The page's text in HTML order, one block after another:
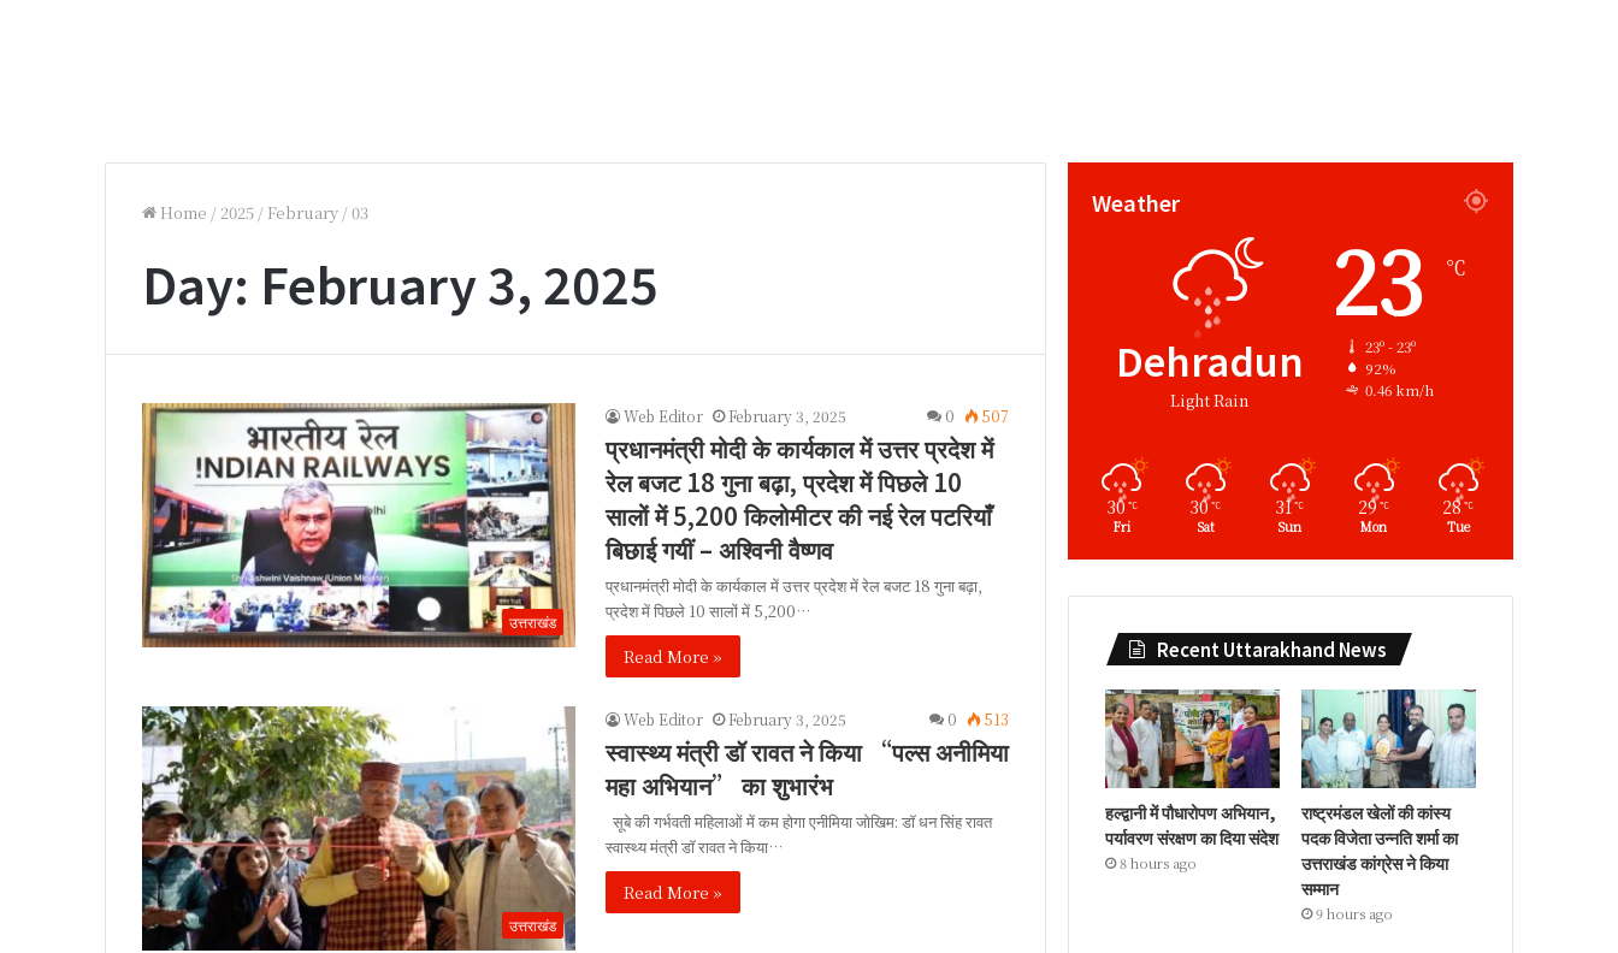
Home /2025 / February /03
Day: February 3, 2025
उत्तराखंड
Web Editor February 3, 2025 0 507
प्रधानमंत्री मोदी के कार्यकाल में उत्तर प्रदेश में
रेल बजट 18 गुना बढ़ा, प्रदेश में पिछले 10
सालों में 5,200 किलोमीटर की नई रेल पटरियाँ
बिछाई गयीं – अश्विनी वैष्णव
प्रधानमंत्री मोदी के कार्यकाल में उत्तर प्रदेश में रेल बजट 18 गुना बढ़ा,
प्रदेश में पिछले 10 सालों में 5,200…
Read More »
उत्तराखंड
Web Editor February 3, 2025 0 513
स्वास्थ्य मंत्री डॉ रावत ने किया “पल्स अनीमिया
महा अभियान” का शुभारंभ
सूबे की गर्भवती महिलाओं में कम होगा एनीमिया जोखिम: डॉ धन सिंह रावत
स्वास्थ्य मंत्री डॉ रावत ने किया…
Read More »
Weather
Dehradun
Light Rain
23 ℃
23º - 23º
92%
0.46 km/h
30 ℃
Fri
30℃
Sat
31℃
Sun
29℃
Mon
28℃
Tue
Recent Uttarakhand News
हल्द्वानी में पौधारोपण अभियान,
पर्यावरण संरक्षण का दिया संदेश
8 hours ago
राष्ट्रमंडल खेलों की कांस्य
पदक विजेता उन्नति शर्मा का
उत्तराखंड कांग्रेस ने किया
सम्मान
9 hours ago